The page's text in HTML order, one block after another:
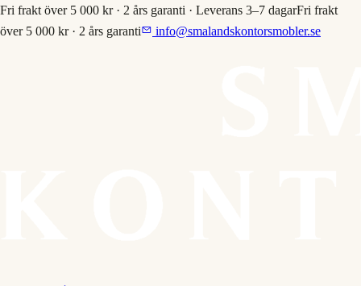
Fri frakt över 5 000 kr · 2 års garanti · Leverans 3–7 dagarFri frakt
över 5 000 kr · 2 års garanti
info@smalandskontorsmobler.se